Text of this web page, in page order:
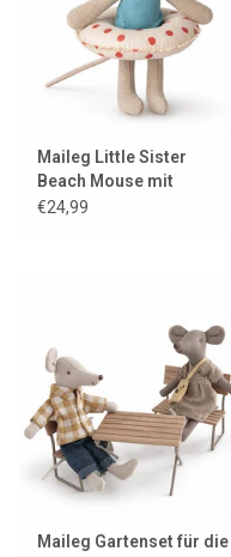
Maileg Little Sister
Beach Mouse mit
Schwimmring
€24,99
Maileg Gartenset für die